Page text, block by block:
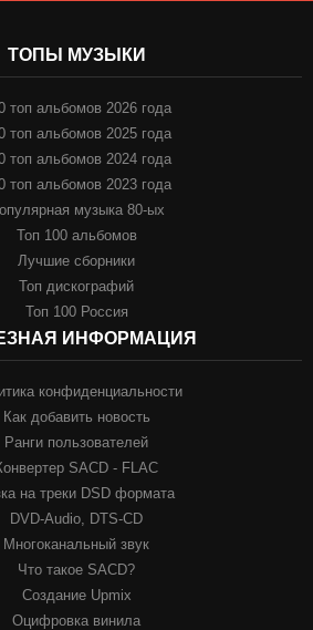
ТОПЫ МУЗЫКИ
топ альбомов 2026 года
топ альбомов 2025 года
топ альбомов 2024 года
топ альбомов 2023 года
музыка 80-ых
Топ 100 альбомов
Лучшие сборники
Топ дискографий
Топ 100 Россия
ИНФОРМАЦИЯ
конфиденциальности
Как добавить новость
Ранги пользователей
SACD - FLAC
на треки DSD формата
DVD-Audio, DTS-CD
Многоканальный звук
Что такое SACD?
Создание Upmix
Оцифровка винила